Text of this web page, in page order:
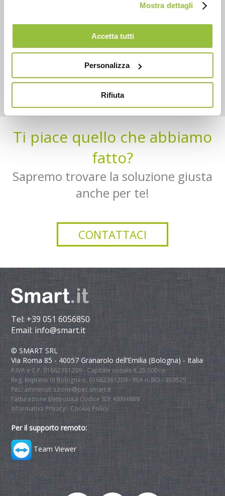
Mostra dettagli
Accetta tutti
Personalizza
Rifiuta
strumenti integrati e in mobilità.
forniti dallo Studio.
materia contabile e fiscalesempre disponibili.
GUARDA IL SITO
Ti piace quello che abbiamo
fatto?
Sapremo trovare la soluzione giusta
anche per te!
CONTATTACI
Tel: +39 051 6056850
Email:info@smart.it
© SMART SRL
Via Roma 85 - 40057 Granarolo dell’Emilia (Bologna) - Italia
P.IVA e C.F. 01662381209 - Capitale sociale € 25.500 i.v.
Reg. Imprese di Bologna n. 01662381209 - REA n. BO - 359525
Pec: amministrazione@pec.smart.it
Fatturazione Elettronica Codice SDI: KRRH6B9
Informativa Privacy- Cookie Policy
Per il supporto remoto:
Team Viewer